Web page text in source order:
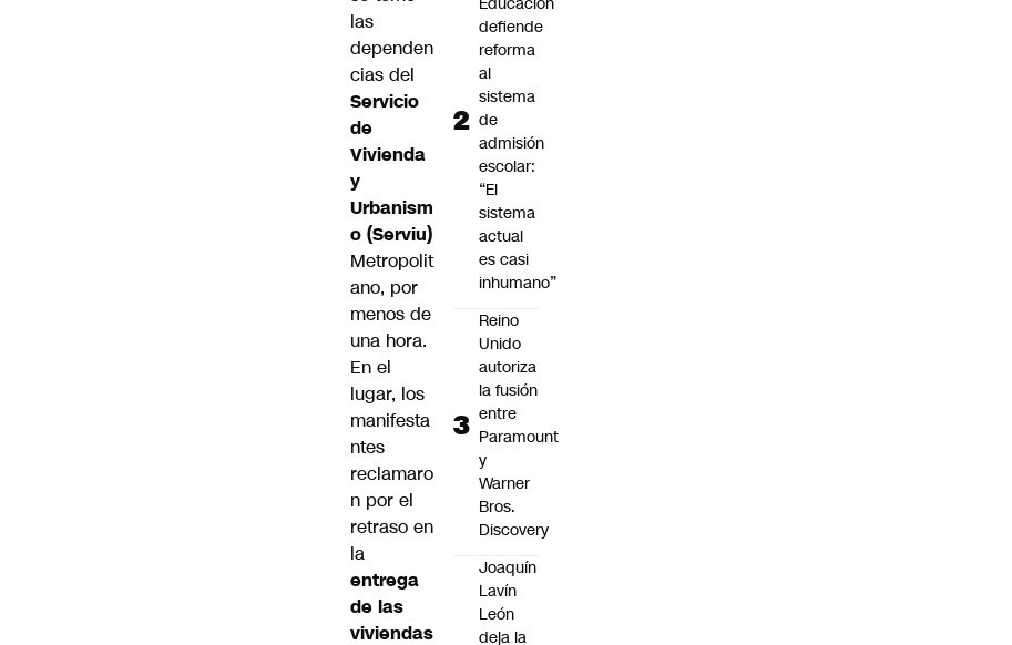
las
dependen
cias del
Servicio
de
Vivienda
y
Urbanism
o (Serviu)
Metropolit
ano, por
menos de
una hora.
En el
lugar, los
manifesta
ntes
reclamaro
n por el
retraso en
la
entrega
de las
viviendas
defiende
reforma
al
sistema
de
admisión
escolar:
“El
sistema
actual
es casi
inhumano”
Reino
Unido
autoriza
la fusión
entre
Paramount
y
Warner
Bros.
Discovery
Joaquín
Lavín
León
deja la